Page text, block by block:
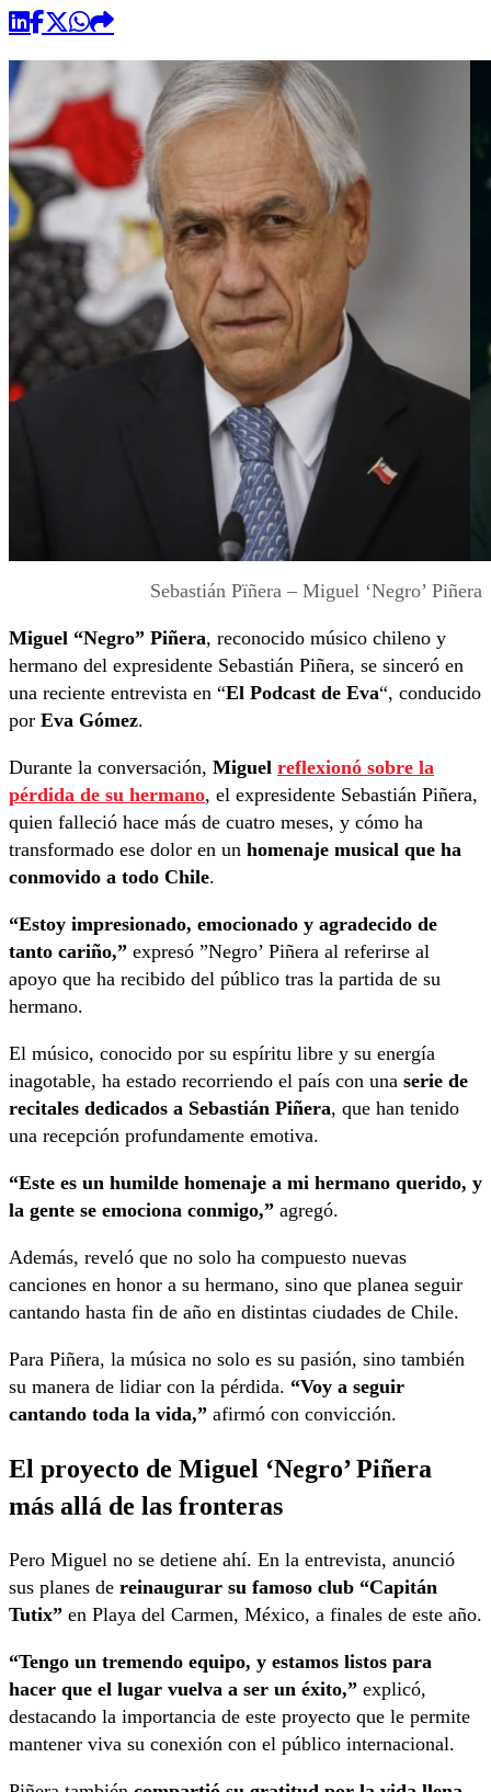
Sebastián Pïñera – Miguel ‘Negro’ Piñera
Miguel “Negro” Piñera, reconocido músico chileno y
hermano del expresidente Sebastián Piñera, se sinceró en
una reciente entrevista en “El Podcast de Eva“, conducido
por Eva Gómez.
Durante la conversación, Miguel reflexionó sobre la
pérdida de su hermano, el expresidente Sebastián Piñera,
quien falleció hace más de cuatro meses, y cómo ha
transformado ese dolor en un homenaje musical que ha
conmovido a todo Chile.
“Estoy impresionado, emocionado y agradecido de
tanto cariño,” expresó ”Negro’ Piñera al referirse al
apoyo que ha recibido del público tras la partida de su
hermano.
El músico, conocido por su espíritu libre y su energía
inagotable, ha estado recorriendo el país con una serie de
recitales dedicados a Sebastián Piñera, que han tenido
una recepción profundamente emotiva.
“Este es un humilde homenaje a mi hermano querido, y
la gente se emociona conmigo,” agregó.
Además, reveló que no solo ha compuesto nuevas
canciones en honor a su hermano, sino que planea seguir
cantando hasta fin de año en distintas ciudades de Chile.
Para Piñera, la música no solo es su pasión, sino también
su manera de lidiar con la pérdida. “Voy a seguir
cantando toda la vida,” afirmó con convicción.
El proyecto de Miguel ‘Negro’ Piñera
más allá de las fronteras
Pero Miguel no se detiene ahí. En la entrevista, anunció
sus planes de reinaugurar su famoso club “Capitán
Tutix” en Playa del Carmen, México, a finales de este año.
“Tengo un tremendo equipo, y estamos listos para
hacer que el lugar vuelva a ser un éxito,” explicó,
destacando la importancia de este proyecto que le permite
mantener viva su conexión con el público internacional.